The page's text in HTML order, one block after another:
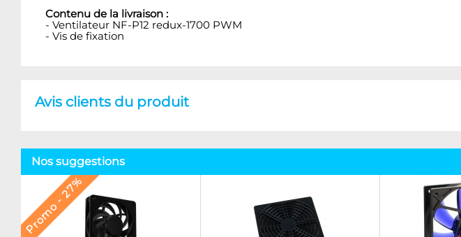
Contenu de la livraison :
- Ventilateur NF-P12 redux-1700 PWM
- Vis de fixation
Avis clients du produit
Nos suggestions
Promo - 27%